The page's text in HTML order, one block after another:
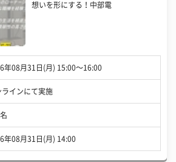
想いを形にする！中部電
年08月31日(月) 15:00〜16:00
ラインにて実施
年08月31日(月) 14:00